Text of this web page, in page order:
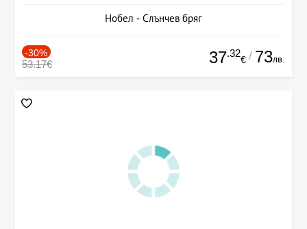
Нобел - Слънчев бряг
-30%
53.17€ 37.32
€ / 73лв.